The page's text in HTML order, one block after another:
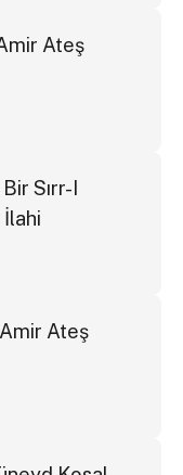
Ateş
Sırr-I
Ateş